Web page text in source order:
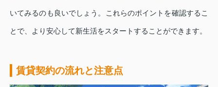
いてみるのも良いでしょう。これらのポイントを確認するこ
とで、より安心して新生活をスタートすることができます。
賃貸契約の流れと注意点